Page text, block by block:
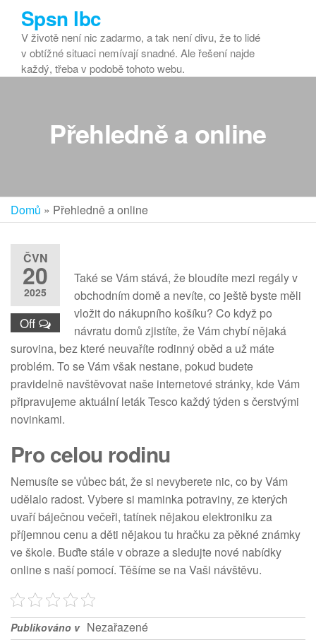
Přeskočit
obsah
Spsn lbc
V životě není nic zadarmo, a tak není divu, že to lidé
v obtížné situaci nemívají snadné. Ale řešení najde
každý, třeba v podobě tohoto webu.
Přehledně a online
Domů » Přehledně a online
ČVN
20
2025
Off
Také se Vám stává, že bloudíte mezi regály v
obchodním domě a nevíte, co ještě byste měli
vložit do nákupního košíku? Co když po
návratu domů zjistíte, že Vám chybí nějaká
surovina, bez které neuvaříte rodinný oběd a už máte
problém. To se Vám však nestane, pokud budete
pravidelně navštěvovat naše internetové stránky, kde Vám
připravujeme aktuálníleták Tesco každý týden s čerstvými
novinkami.
Pro celou rodinu
Nemusíte se vůbec bát, že si nevyberete nic, co by Vám
udělalo radost. Vybere si maminka potraviny, ze kterých
uvaří báječnou večeři, tatínek nějakou elektroniku za
příjemnou cenu a děti nějakou tu hračku za pěkné známky
ve škole. Buďte stále v obraze a sledujte nové nabídky
online s naší pomocí. Těšíme se na Vaši návštěvu.
Publikováno v Nezařazené